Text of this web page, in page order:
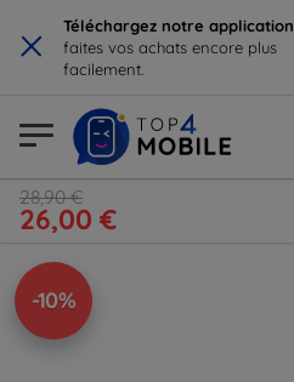
× Téléchargez notre application
faites vos achats encore plus
facilement.
28,90 €
26,00 €
-10%